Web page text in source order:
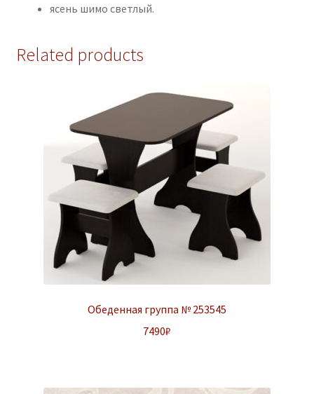
ясень шимо светлый.
Related products
Обеденная группа № 253545
7490₽